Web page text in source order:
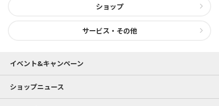
ショップ
サービス・その他
イベント&キャンペーン
ショップニュース